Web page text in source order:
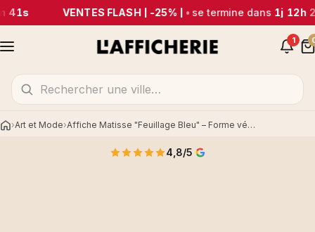
41s VENTES FLASH | -25% | •se termine dans1j 12h
1
AccueilArt et Mode Affiche Matisse "Feuillage Bleu" – Forme végétale épurée
4,8/5